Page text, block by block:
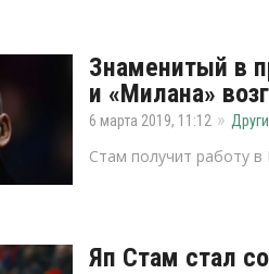
Знаменитый в
и «Милана»
6 марта 2019, 11:12
Стам получит работу в
Яп Стам стал